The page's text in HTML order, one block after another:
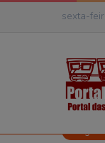
sexta-
Início >
Artigos